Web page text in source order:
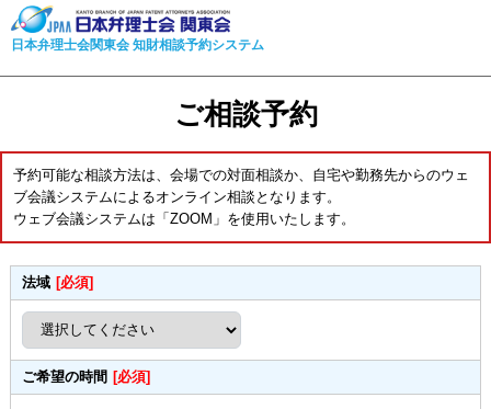
日本弁理士会関東会 知財相談予約システム
ご相談予約
予約可能な相談方法は、会場での対面相談か、自宅や勤務先からのウェ
ブ会議システムによるオンライン相談となります。
ウェブ会議システムは「ZOOM」を使用いたします。
法域 [必須]
ご希望の時間 [必須]